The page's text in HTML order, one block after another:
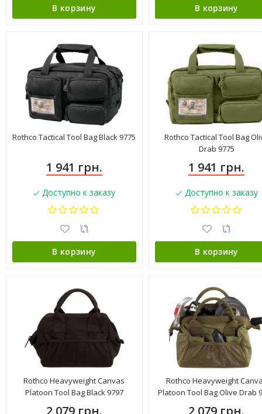
В корзину В корзину
Rothco Tactical Tool Bag Black 9775
1 941 грн.
Доступно к заказу
В корзину
Rothco Tactical Tool Bag
Drab 9775
1 941 грн.
Доступно к заказу
В корзину
Rothco Heavyweight Canvas
Platoon Tool Bag Black 9797
2 079 грн.
Rothco Heavyweight
Platoon Tool Bag Olive Drab
2 079 грн.